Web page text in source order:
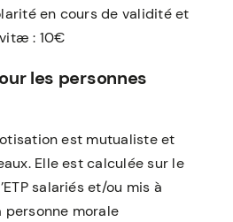
en cours de validité et
: 10€
les personnes
est mutualiste et
Elle est calculée sur le
salariés et/ou mis à
morale